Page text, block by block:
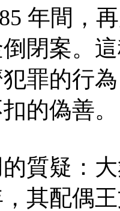
年間，
閉案。
罪的行
的偽善。
質疑：
其配偶